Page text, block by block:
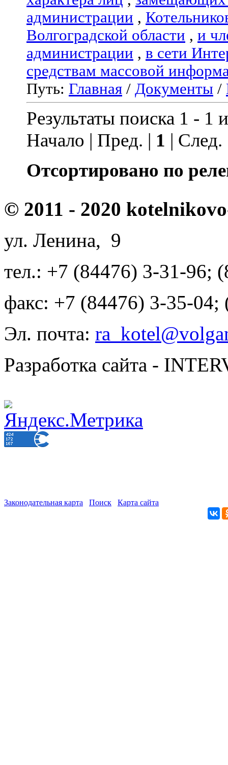
администрации ,
Волгоградской области , и
администрации , в сети
средствам массовой
Путь: Главная / Документы /
Результаты поиска 1 - 1
Начало | Пред. | 1 |
Отсортировано по
© 2011 - 2020
ул. Ленина, 9
тел.: +7 (84476) 3-31-96;
факс: +7 (84476) 3-35-04;
Эл. почта:
Разработка сайта -
Законодательная карта Поиск Карта сайта